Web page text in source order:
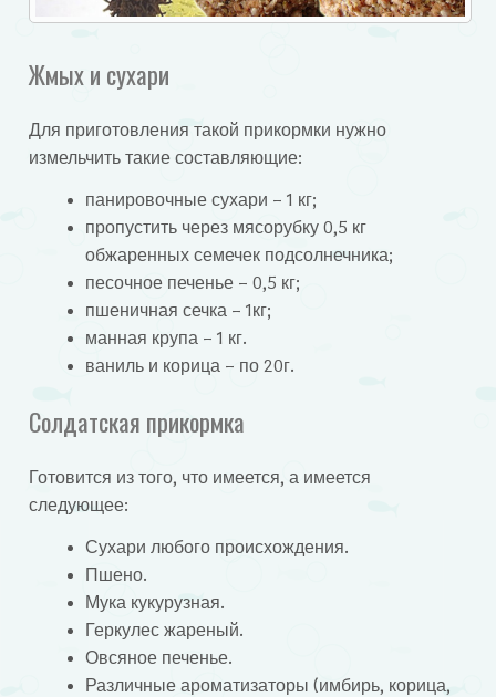
Жмых и сухари
Для приготовления такой прикормки нужно
измельчить такие составляющие:
панировочные сухари – 1 кг;
пропустить через мясорубку 0,5 кг
обжаренных семечек подсолнечника;
песочное печенье – 0,5 кг;
пшеничная сечка – 1кг;
манная крупа – 1 кг.
ваниль и корица – по 20г.
Солдатская прикормка
Готовится из того, что имеется, а имеется
следующее:
Сухари любого происхождения.
Пшено.
Мука кукурузная.
Геркулес жареный.
Овсяное печенье.
Различные ароматизаторы (имбирь, корица,